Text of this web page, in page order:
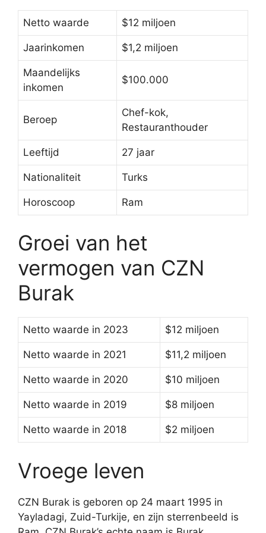
Netto waarde $12 miljoen
Jaarinkomen $1,2 miljoen
Maandelijks
inkomen
$100.000
Beroep
Chef-kok,
Restauranthouder
Leeftijd 27 jaar
Nationaliteit Turks
Horoscoop Ram
Groei van het
vermogen van CZN
Burak
Netto waarde in 2023 $12 miljoen
Netto waarde in 2021 $11,2 miljoen
Netto waarde in 2020 $10 miljoen
Netto waarde in 2019 $8 miljoen
Netto waarde in 2018 $2 miljoen
Vroege leven
CZN Burak is geboren op 24 maart 1995 in
Yayladagi, Zuid-Turkije, en zijn sterrenbeeld is